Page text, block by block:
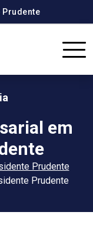
em
Prudente
Prudente